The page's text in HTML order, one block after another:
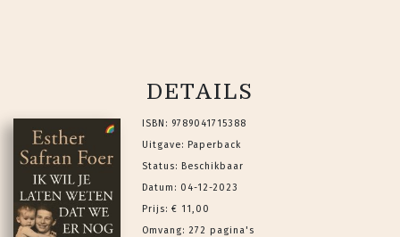
DETAILS
ISBN: 9789041715388
Uitgave: Paperback
Status: Beschikbaar
Datum: 04-12-2023
Prijs: € 11,00
Omvang: 272 pagina's